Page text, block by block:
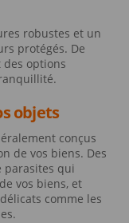
robustes et un
protégés. De
des options
objets
conçus
de vos biens. Des
parasites qui
vos biens, et
comme les